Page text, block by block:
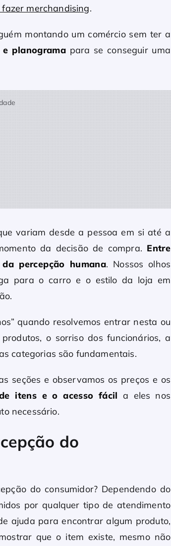
merchandising.
montando um comércio sem ter a
planograma para se conseguir uma
variam desde a pessoa em si até a
da decisão de compra. Entre
percepção humana. Nossos olhos
para o carro e o estilo da loja em
quando resolvemos entrar nesta ou
o sorriso dos funcionários, a
categorias são fundamentais.
seções e observamos os preços e os
itens e o acesso fácil a eles nos
necessário.
do
do consumidor? Dependendo do
por qualquer tipo de atendimento
ajuda para encontrar algum produto,
que o item existe, mesmo não